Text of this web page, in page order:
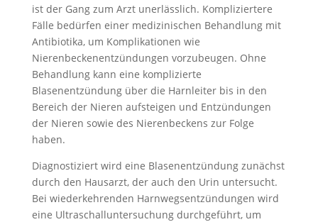
ist der Gang zum Arzt unerlässlich. Kompliziertere
Fälle bedürfen einer medizinischen Behandlung mit
Antibiotika, um Komplikationen wie
Nierenbeckenentzündungen vorzubeugen. Ohne
Behandlung kann eine komplizierte
Blasenentzündung über die Harnleiter bis in den
Bereich der Nieren aufsteigen und Entzündungen
der Nieren sowie des Nierenbeckens zur Folge
haben.
Diagnostiziert wird eine Blasenentzündung zunächst
durch den Hausarzt, der auch den Urin untersucht.
Bei wiederkehrenden Harnwegsentzündungen wird
eine Ultraschalluntersuchung durchgeführt, um